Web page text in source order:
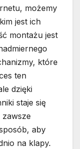
możemy
jest ich
montażu jest
które
ten
dzięki
staje się
zawsze
aby
na klapy.